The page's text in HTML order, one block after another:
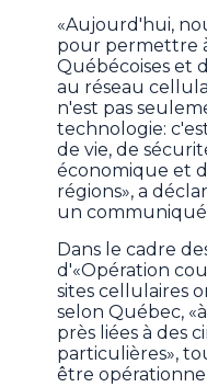
«Aujourd'hui,
pour permettre
Québécoises et
au réseau
n'est pas
technologie:
de vie, de
économique et
régions», a
un
Dans le cadre
d'«Opération
sites cellulaires
selon Québec,
près liées à des
particulières»,
être